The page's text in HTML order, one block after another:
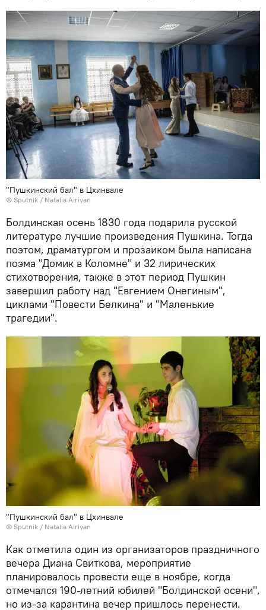
"Пушкинский бал" в Цхинвале
© Sputnik / Natalia Airiyan
Болдинская осень 1830 года подарила русской
литературе лучшие произведения Пушкина. Тогда
поэтом, драматургом и прозаиком была написана
поэма "Домик в Коломне" и 32 лирических
стихотворения, также в этот период Пушкин
завершил работу над "Евгением Онегиным",
циклами "Повести Белкина" и "Маленькие
трагедии".
"Пушкинский бал" в Цхинвале
© Sputnik / Natalia Airiyan
Как отметила один из организаторов праздничного
вечера Диана Свиткова, мероприятие
планировалось провести еще в ноябре, когда
отмечался 190-летний юбилей "Болдинской осени",
но из-за карантина вечер пришлось перенести.